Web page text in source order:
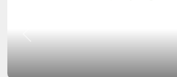
Previous